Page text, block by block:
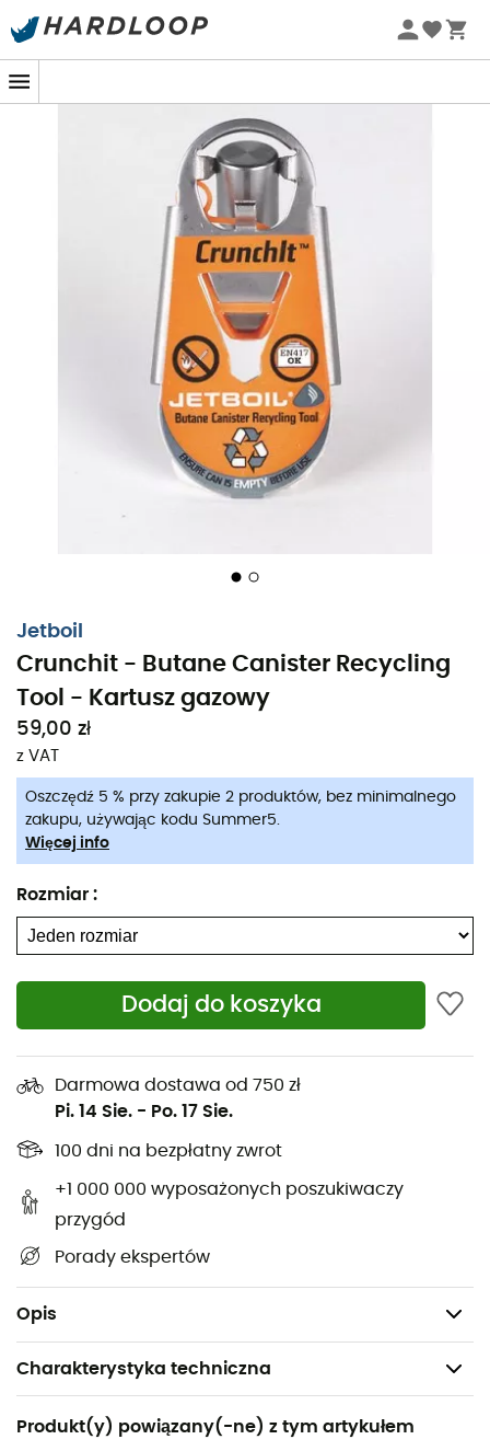
Letnie promocje 🔥 -5% DODATKOWO przy zakupie 2
Jetboil
Crunchit - Butane Canister Recycling
Tool - Kartusz gazowy
59,00 zł
z VAT
Oszczędź 5 % przy zakupie 2 produktów, bez minimalnego
zakupu, używając kodu Summer5.
Więcej info
Rozmiar :
Dodaj do koszyka
Darmowa dostawa od 750 zł
Pi. 14 Sie. - Po. 17 Sie.
100 dni na bezpłatny zwrot
+1 000 000 wyposażonych poszukiwaczy
przygód
Porady ekspertów
Opis
Crunchit firmy Jetboil to
umożliwiające recykling kartuszy gazowych
puste.
Bardzo łatwe w użyciu, Crunchit
gazowy, aby go przewietrzyć
odpowiedniego pojemnika na odpady.
Crunchit firmy Jetboil ma system mocowania, który
kluczy. Działa również jako
otwieracz do butelek
i jest
kompatybilny z większością kartuszy butanowych EN417.
prosty i bezpieczny.
Materiał: Stal nierdzewna,
Mocowanie do karabinka lub breloka do kluczy,
Waga: 28 g.
Charakterystyka techniczna
Polecane dla
Turystyka piesza / Trekking / Podróże / Kemping /
Produkt(y) powiązany(-ne) z tym artykułem